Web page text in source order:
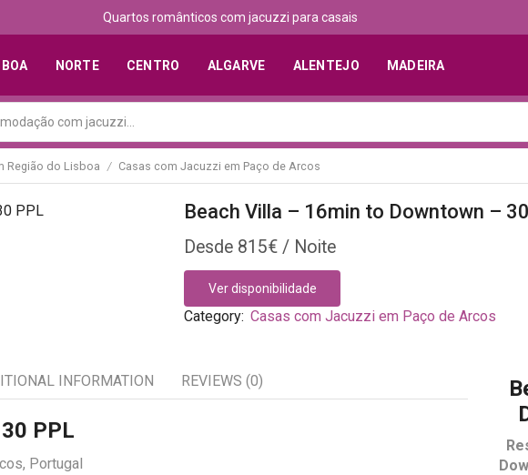
Quartos românticos com jacuzzi para casais
NORTE CENTRO ALGARVE ALENTEJO MADEIRA
Região do Lisboa / Casas com Jacuzzi em Paço de Arcos
Beach Villa – 16min to Downtown –
815€
Ver disponibilidade
Category: Casas com Jacuzzi em Paço de Arcos
INFORMATION REVIEWS (0)
PPL
Portugal